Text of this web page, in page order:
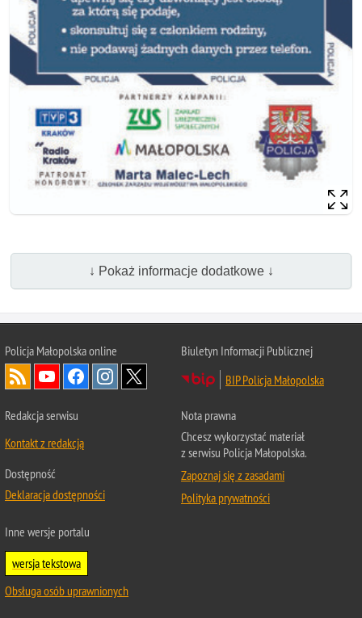
↓ Pokaż informacje dodatkowe ↓
Policja Małopolska online
Biuletyn Informacji Publicznej
BIP Policja Małopolska
Redakcja serwisu
Kontakt z redakcją
Dostępność
Deklaracja dostępności
Nota prawna
Chcesz wykorzystać materiał
z serwisu Policja Małopolska.
Zapoznaj się z zasadami
Polityka prywatności
Inne wersje portalu
wersja tekstowa
Obsługa osób uprawnionych